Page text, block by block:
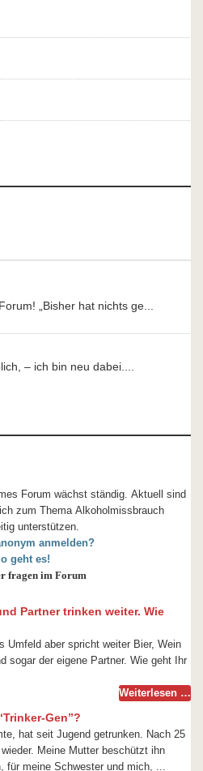
@Julia1010 Willkommen im Forum! „Bisher hat nichts ge...
– ich bin neu dabei....
Forum wächst ständig. Aktuell sind
zum Thema Alkoholmissbrauch
unterstützen.
anmelden?
geht es!
fragen im Forum
Partner trinken weiter. Wie
Umfeld aber spricht weiter Bier, Wein
sogar der eigene Partner. Wie geht Ihr
Weiterlesen …
Gen”?
hat seit Jugend getrunken. Nach 25
Meine Mutter beschützt ihn
meine Schwester und mich, ...